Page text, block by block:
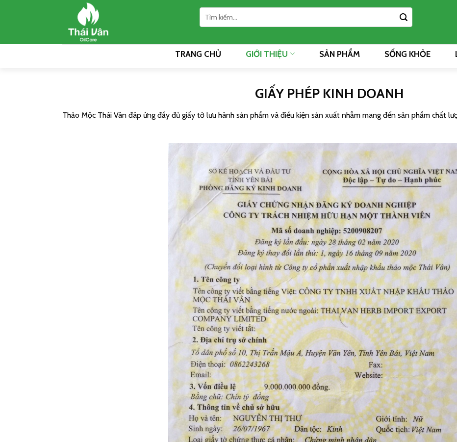
TRANG CHỦ GIỚI THIỆU SẢN PHẨM SỐNG KHỎE
GIẤY PHÉP KINH DOANH
Thảo Mộc Thái Vân đáp ứng đầy đủ giấy tờ lưu hành sản phẩm và điều kiện sản xuất nhằm mang đến sản phẩm chất